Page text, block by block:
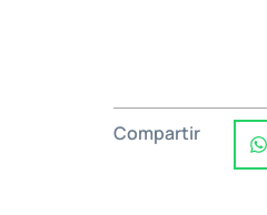
Compartir